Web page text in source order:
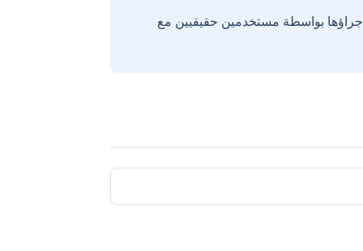
بواسطة مستخدمين حقيقيين مع